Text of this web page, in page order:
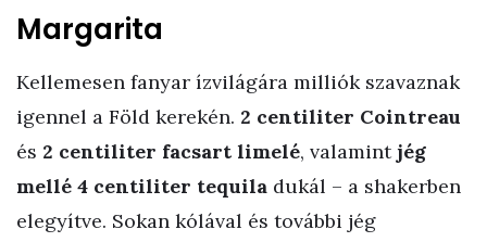
Margarita
Kellemesen fanyar ízvilágára milliók szavaznak
igennel a Föld kerekén. 2 centiliter Cointreau
és 2 centiliter facsart limelé, valamintjég
mellé 4 centiliter tequila dukál – a shakerben
elegyítve. Sokan kólával és további jég